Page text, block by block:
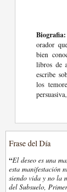
Biografia:
orador
bien
libros de
escribe
los
Frase del Día
“El deseo es una
esta manifestación
siendo vida y no la
del Subsuelo,